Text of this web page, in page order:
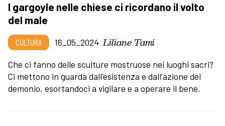
I gargoyle nelle chiese ci ricordano il volto
del male
CULTURA 16_05_2024 Liliane Tami
Che ci fanno delle sculture mostruose nei luoghi sacri?
Ci mettono in guarda dall'esistenza e dall'azione del
demonio, esortandoci a vigilare e a operare il bene.